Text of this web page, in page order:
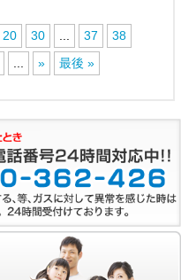
20 30 37
38
» 最後 »